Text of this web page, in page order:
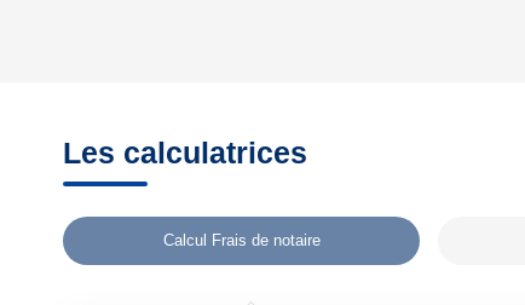
Les calculatrices
Calcul Frais de notaire